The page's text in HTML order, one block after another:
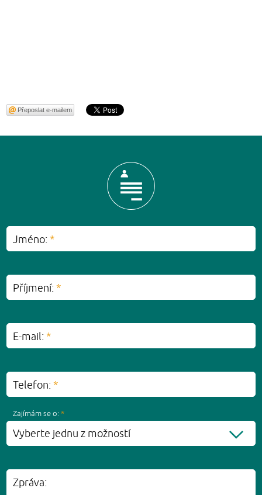
Přeposlat e-mailem
Jméno:*
Příjmení:*
E-mail:*
Telefon:*
Zajímám se o:*
Vyberte jednu z možností
Zpráva: